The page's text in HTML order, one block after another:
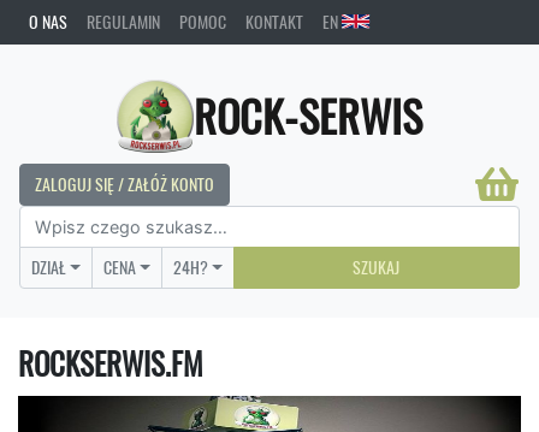
O NAS REGULAMIN POMOC KONTAKT EN
ROCK-SERWIS
ZALOGUJ SIĘ / ZAŁÓŻ KONTO
DZIAŁ CENA 24H? SZUKAJ
ROCKSERWIS.FM